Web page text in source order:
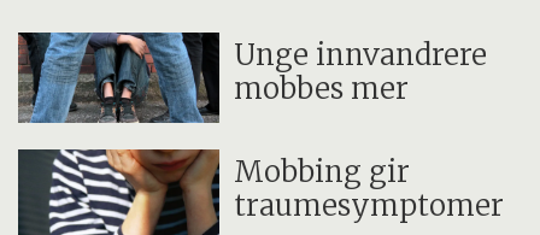
Unge innvandrere
mobbes mer
Mobbing gir
traumesymptomer